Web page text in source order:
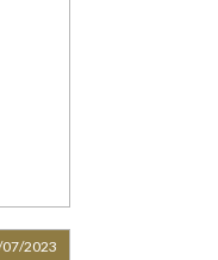
2023